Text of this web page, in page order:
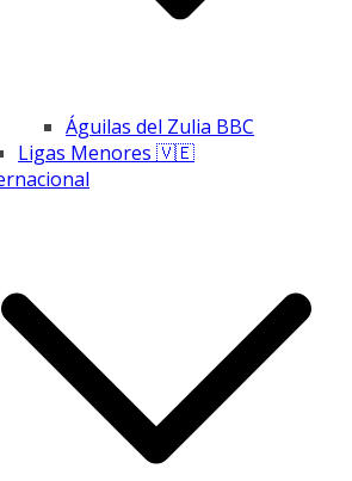
Águilas del Zulia BBC
Ligas Menores 🇻🇪